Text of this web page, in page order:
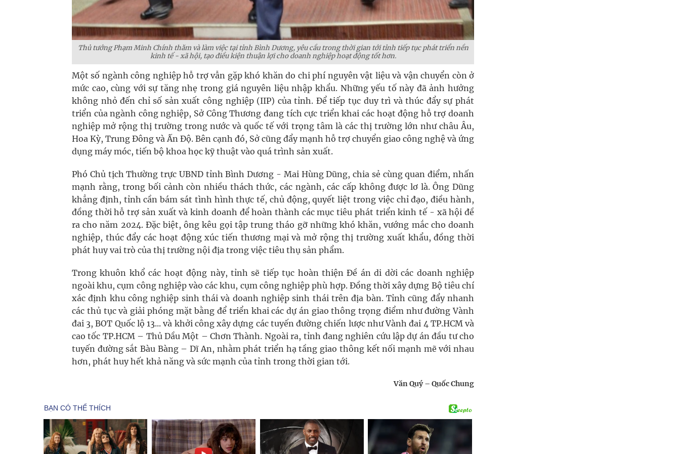
Thủ tướng Phạm Minh Chính thăm và làm việc tại tỉnh Bình Dương, yêu cầu trong thời gian tới tỉnh tiếp tục phát triển nền
kinh tế - xã hội, tạo điều kiện thuận lợi cho doanh nghiệp hoạt động tốt hơn.
Một số ngành công nghiệp hỗ trợ vẫn gặp khó khăn do chi phí nguyên vật liệu và vận chuyển còn ở
mức cao, cùng với sự tăng nhẹ trong giá nguyên liệu nhập khẩu. Những yếu tố này đã ảnh hưởng
không nhỏ đến chỉ số sản xuất công nghiệp (IIP) của tỉnh. Để tiếp tục duy trì và thúc đẩy sự phát
triển của ngành công nghiệp, Sở Công Thương đang tích cực triển khai các hoạt động hỗ trợ doanh
nghiệp mở rộng thị trường trong nước và quốc tế với trọng tâm là các thị trường lớn như châu Âu,
Hoa Kỳ, Trung Đông và Ấn Độ. Bên cạnh đó, Sở cũng đẩy mạnh hỗ trợ chuyển giao công nghệ và ứng
dụng máy móc, tiến bộ khoa học kỹ thuật vào quá trình sản xuất.
Phó Chủ tịch Thường trực UBND tỉnh Bình Dương - Mai Hùng Dũng, chia sẻ cùng quan điểm, nhấn
mạnh rằng, trong bối cảnh còn nhiều thách thức, các ngành, các cấp không được lơ là. Ông Dũng
khẳng định, tỉnh cần bám sát tình hình thực tế, chủ động, quyết liệt trong việc chỉ đạo, điều hành,
đồng thời hỗ trợ sản xuất và kinh doanh để hoàn thành các mục tiêu phát triển kinh tế - xã hội đề
ra cho năm 2024. Đặc biệt, ông kêu gọi tập trung tháo gỡ những khó khăn, vướng mắc cho doanh
nghiệp, thúc đẩy các hoạt động xúc tiến thương mại và mở rộng thị trường xuất khẩu, đồng thời
phát huy vai trò của thị trường nội địa trong việc tiêu thụ sản phẩm.
Trong khuôn khổ các hoạt động này, tỉnh sẽ tiếp tục hoàn thiện Đề án di dời các doanh nghiệp
ngoài khu, cụm công nghiệp vào các khu, cụm công nghiệp phù hợp. Đồng thời xây dựng Bộ tiêu chí
xác định khu công nghiệp sinh thái và doanh nghiệp sinh thái trên địa bàn. Tỉnh cũng đẩy nhanh
các thủ tục và giải phóng mặt bằng để triển khai các dự án giao thông trọng điểm như đường Vành
đai 3, BOT Quốc lộ 13... và khởi công xây dựng các tuyến đường chiến lược như Vành đai 4 TP.HCM và
cao tốc TP.HCM – Thủ Dầu Một – Chơn Thành. Ngoài ra, tỉnh đang nghiên cứu lập dự án đầu tư cho
tuyến đường sắt Bàu Bàng – Dĩ An, nhằm phát triển hạ tầng giao thông kết nối mạnh mẽ với nhau
hơn, phát huy hết khả năng và sức mạnh của tỉnh trong thời gian tới.
Văn Quý – Quốc Chung